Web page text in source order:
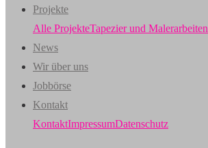
Projekte
Alle ProjekteTapezier und Malerarbeiten
News
Wir über uns
Jobbörse
Kontakt
KontaktImpressumDatenschutz